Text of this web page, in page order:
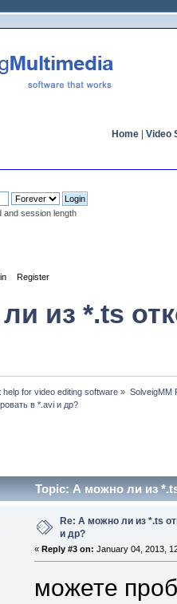
Home Video
and session length
Register
из *.ts
for video editing software » SolveigMM
в *.avi и др?
Topic: А можно ли из
Re: А можно ли из *.ts
и др?
« Reply #3 on: January 04, 2013,
можете